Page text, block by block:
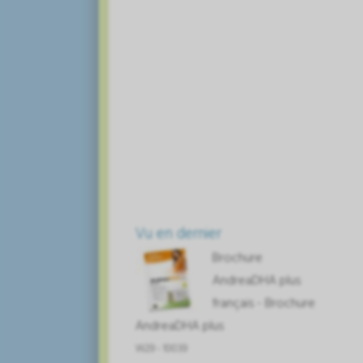
Vu en dernier
Brochure
AndreaDHA plus
français - Brochure
AndreaDHA plus
W29 - 10039